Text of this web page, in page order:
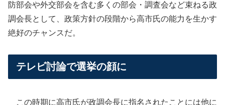
防部会や外交部会を含む多くの部会・調査会など束ねる政
調会長として、政策方針の段階から高市氏の能力を生かす
絶好のチャンスだ。
テレビ討論で選挙の顔に
この時期に高市氏が政調会長に指名されたことには他に